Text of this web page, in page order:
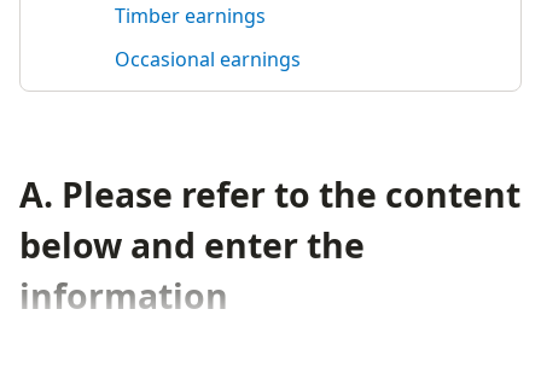
Timber earnings
Occasional earnings
A. Please refer to the content
below and enter the
information